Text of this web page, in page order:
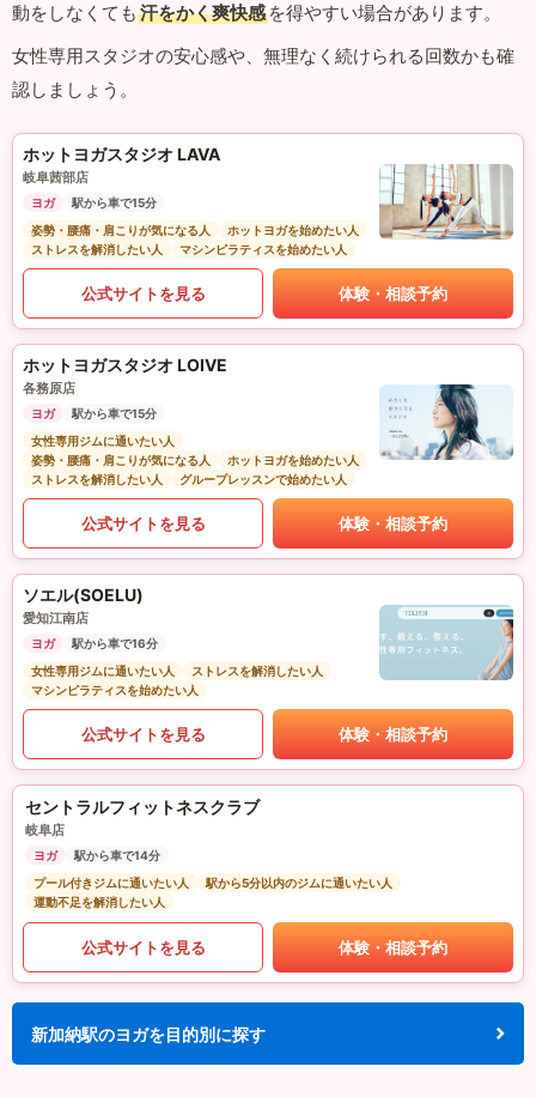
動をしなくても 汗をかく爽快感 を得やすい場合があります。
女性専用スタジオの安心感や、無理なく続けられる回数かも確
認しましょう。
ホットヨガスタジオ LAVA
岐阜茜部店
ヨガ
駅から車で15分
姿勢・腰痛・肩こりが気になる人
ホットヨガを始めたい人
ストレスを解消したい人
マシンピラティスを始めたい人
公式サイトを見る 体験・相談予約
ホットヨガスタジオ LOIVE
各務原店
ヨガ
駅から車で15分
女性専用ジムに通いたい人
姿勢・腰痛・肩こりが気になる人
ホットヨガを始めたい人
ストレスを解消したい人
グループレッスンで始めたい人
公式サイトを見る 体験・相談予約
ソエル(SOELU)
愛知江南店
ヨガ
駅から車で16分
女性専用ジムに通いたい人
ストレスを解消したい人
マシンピラティスを始めたい人
公式サイトを見る 体験・相談予約
セントラルフィットネスクラブ
岐阜店
ヨガ
駅から車で14分
プール付きジムに通いたい人
駅から5分以内のジムに通いたい人
運動不足を解消したい人
公式サイトを見る 体験・相談予約
新加納駅のヨガを目的別に探す